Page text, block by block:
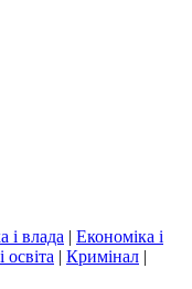
і влада | Економіка і
освіта | Кримінал |